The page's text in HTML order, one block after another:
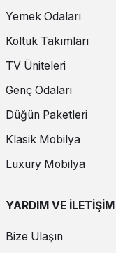
Yemek Odaları
Koltuk Takımları
TV Üniteleri
Genç Odaları
Düğün Paketleri
Klasik Mobilya
Luxury Mobilya
YARDIM VE İLETİŞİM
Bize Ulaşın